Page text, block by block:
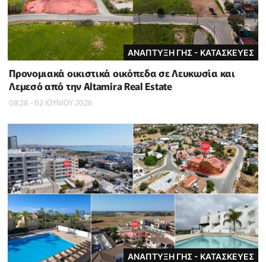
ΑΝΑΠΤΥΞΗ ΓΗΣ - ΚΑΤΑΣΚΕΥΕΣ
Προνομιακά οικιστικά οικόπεδα σε Λευκωσία και
Λεμεσό από την Altamira Real Estate
08:28 - 02 ΙΟΥΝΙΟΥ 2026
ΑΝΑΠΤΥΞΗ ΓΗΣ - ΚΑΤΑΣΚΕΥΕΣ